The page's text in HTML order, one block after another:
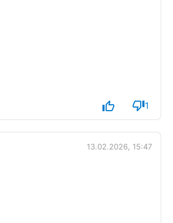
1
13.02.2026, 15:47